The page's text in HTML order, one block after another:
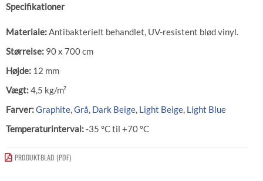
Specifikationer
Materiale:Antibakterielt behandlet, UV-resistent blød vinyl.
Størrelse: 90 x 700 cm
Højde: 12 mm
Vægt:4,5 kg/m²
Farver:Graphite,Grå, Dark Beige, Light Beige, Light Blue
Temperaturinterval:-35 °C til +70 °C
PRODUKTBLAD (PDF)